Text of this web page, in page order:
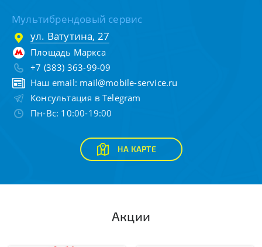
Мультибрендовый сервис
ул. Ватутина, 27
Площадь Маркса
+7 (383) 363-99-09
Наш email: mail@mobile-service.ru
Консультация в Telegram
Пн-Вс: 10:00-19:00
НА КАРТЕ
Акции